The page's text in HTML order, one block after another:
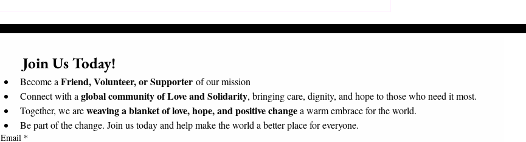
Μαδαγασκάρης
      Join Us Today!​
Become a Friend, Volunteer, or Supporter of our mission
Connect with a global community of Love and Solidarity, bringing care, dignity, and hope to those who need it most.
Together, we are weaving a blanket of love, hope, and positive change a warm embrace for the world.
Be part of the change. Join us today and help make the world a better place for everyone.
Email *